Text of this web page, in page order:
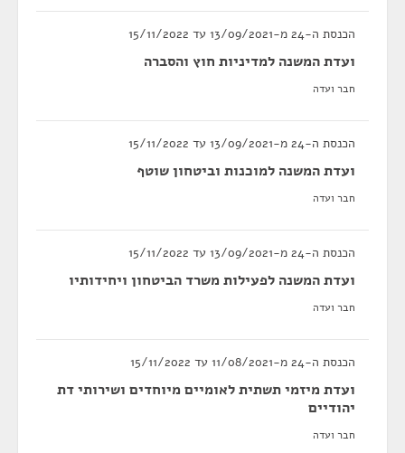
הכנסת ה-24 מ-13/09/2021 עד 15/11/2022
ועדת המשנה למדיניות חוץ והסברה
חבר ועדה
הכנסת ה-24 מ-13/09/2021 עד 15/11/2022
ועדת המשנה למוכנות וביטחון שוטף
חבר ועדה
הכנסת ה-24 מ-13/09/2021 עד 15/11/2022
ועדת המשנה לפעילות משרד הביטחון ויחידותיו
חבר ועדה
הכנסת ה-24 מ-11/08/2021 עד 15/11/2022
ועדת מיזמי תשתית לאומיים מיוחדים ושירותי דת
יהודיים
חבר ועדה